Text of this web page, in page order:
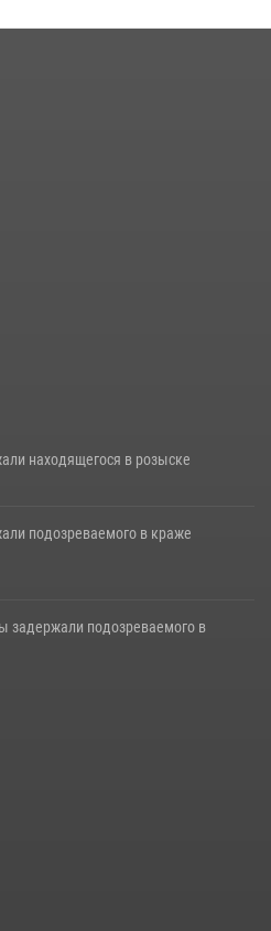
задержали
находящегося в розыске
подозреваемого в краже
задержали подозреваемого в